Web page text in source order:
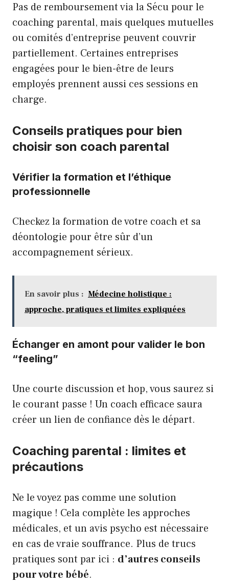
Pas de remboursement via la Sécu pour le
coaching parental, mais quelques mutuelles
ou comités d’entreprise peuvent couvrir
partiellement. Certaines entreprises
engagées pour le bien-être de leurs
employés prennent aussi ces sessions en
charge.
Conseils pratiques pour bien
choisir son coach parental
Vérifier la formation et l’éthique
professionnelle
Checkez la formation de votre coach et sa
déontologie pour être sûr d’un
accompagnement sérieux.
En savoir plus : Médecine holistique :
approche, pratiques et limites expliquées
Échanger en amont pour valider le bon
“feeling”
Une courte discussion et hop, vous saurez si
le courant passe ! Un coach efficace saura
créer un lien de confiance dès le départ.
Coaching parental : limites et
précautions
Ne le voyez pas comme une solution
magique ! Cela complète les approches
médicales, et un avis psycho est nécessaire
en cas de vraie souffrance. Plus de trucs
pratiques sont par ici : d’autres conseils
pour votre bébé.